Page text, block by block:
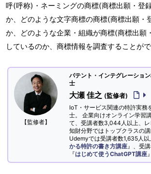
呼(呼称)・ネーミングの商標(商標出願・登
か、どのような文字商標の商標(商標出願・
か、どのような企業・組織が商標(商標出願
しているのか、商標情報を調査することがで
【監修者】
パテント・インテグレーショ
士
大瀬 佳之 (監修者)
IoT・サービス関連の特許実務
士。 企業向けオンライン学習
て、受講者数3,044人以上、
知財分野ではトップクラスの講
Udemyでは受講者数1,635人以
かる特許の書き方講座 』、受
『はじめて使うChatGPT講座